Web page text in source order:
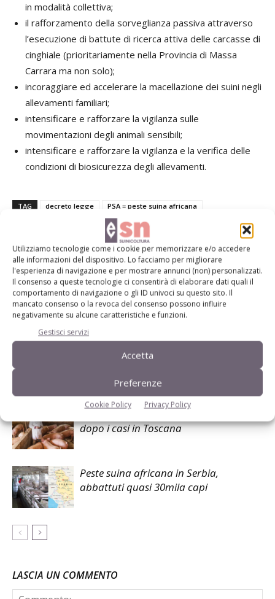
Utilizziamo tecnologie come i cookie per memorizzare e/o accedere
alle informazioni del dispositivo. Lo facciamo per migliorare
l'esperienza di navigazione e per mostrare annunci (non) personalizzati.
Il consenso a queste tecnologie ci consentirà di elaborare dati quali il
comportamento di navigazione o gli ID univoci su questo sito. Il
mancato consenso o la revoca del consenso possono influire
negativamente su alcune caratteristiche e funzioni.
Gestisci servizi
Accetta
Preferenze
Cookie Policy Privacy Policy
in modalità collettiva;
il rafforzamento della sorveglianza passiva attraverso
l’esecuzione di battute di ricerca attiva delle carcasse di
cinghiale (prioritariamente nella Provincia di Massa
Carrara ma non solo);
incoraggiare ed accelerare la macellazione dei suini negli
allevamenti familiari;
intensificare e rafforzare la vigilanza sulle
movimentazioni degli animali sensibili;
intensificare e rafforzare la vigilanza e la verifica delle
condizioni di biosicurezza degli allevamenti.
TAG decreto legge PSA = peste suina africana
Facebook Twitter
Articoli correlati
Psa, Toscana accelera: deroghe e piano
Peste Suina Africana, Siena in allerta
dopo i casi in Toscana
Peste suina africana in Serbia,
abbattuti quasi 30mila capi
LASCIA UN COMMENTO